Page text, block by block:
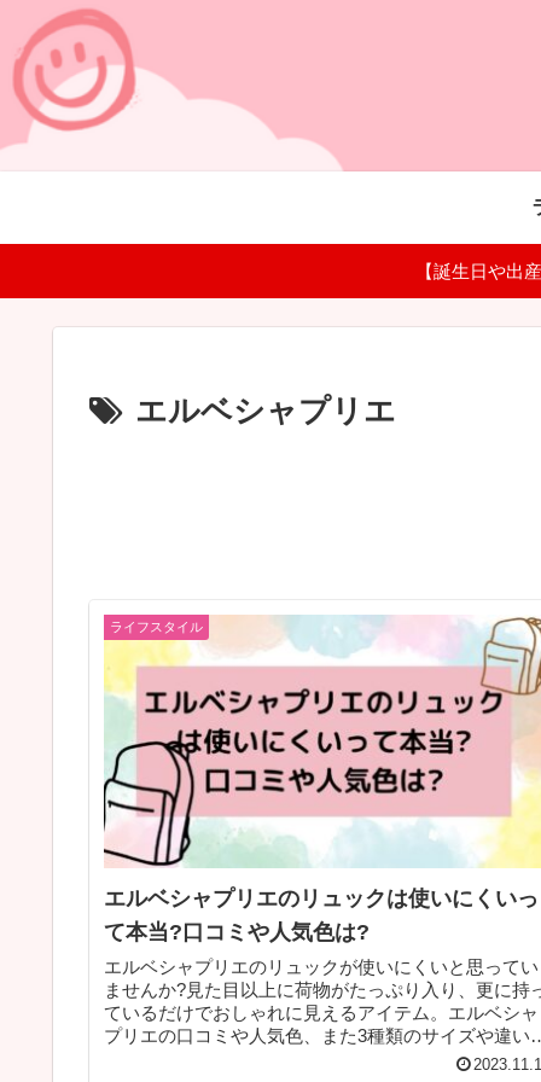
【誕生日や出
エルベシャプリエ
ライフスタイル
エルベシャプリエのリュックは使いにくいっ
て本当?口コミや人気色は?
エルベシャプリエのリュックが使いにくいと思ってい
ませんか?見た目以上に荷物がたっぷり入り、更に持
ているだけでおしゃれに見えるアイテム。エルベシャ
プリエの口コミや人気色、また3種類のサイズや違い
ついても説明しているので参考にして下さいね。